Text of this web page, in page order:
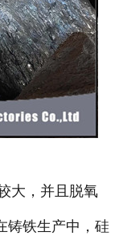
，并且脱氧
铸铁生产中，硅